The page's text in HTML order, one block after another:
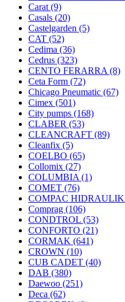
Carat (9)
Casals (20)
Castelgarden (5)
CAT (52)
Cedima (36)
Cedrus (323)
CENTO FERARRA (8)
Ceta Form (72)
Chicago Pneumatic (67)
Cimex (501)
City pumps (168)
CLABER (53)
CLEANCRAFT (89)
Cleanfix (5)
COELBO (65)
Collomix (27)
COLUMBIA (1)
COMET (76)
COMPAC HIDRAULIK
Comprag (106)
CONDTROL (53)
CONFORTO (21)
CORMAK (641)
CROWN (10)
CUB CADET (40)
DAB (380)
Daewoo (251)
Deca (62)